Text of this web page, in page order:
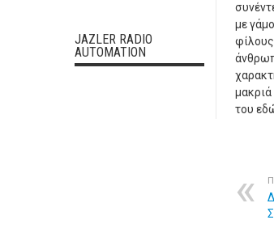
με
του
JAZLER RADIO
AUTOMATION